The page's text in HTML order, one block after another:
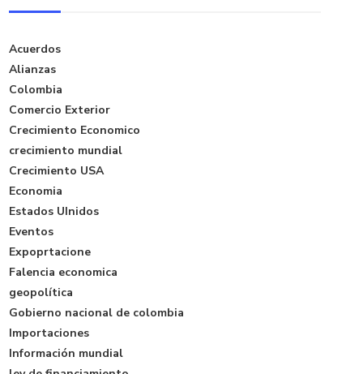
Acuerdos
Alianzas
Colombia
Comercio Exterior
Crecimiento Economico
crecimiento mundial
Crecimiento USA
Economia
Estados UInidos
Eventos
Expoprtacione
Falencia economica
geopolítica
Gobierno nacional de colombia
Importaciones
Información mundial